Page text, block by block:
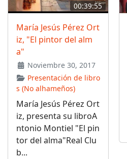
00:39:55
María Jesús Pérez Ort
iz, "El pintor del alm
a"
Noviembre 30, 2017
Presentación de libro
s (No alhameños)
María Jesús Pérez Ort
iz, presenta su libroA
ntonio Montiel "El pin
tor del alma"Real Clu
b...